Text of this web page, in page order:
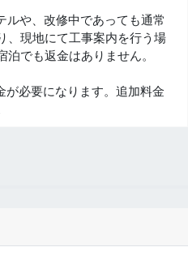
や、改修中であっても通常
、現地にて工事案内を行う場
でも返金はありません。
必要になります。追加料金